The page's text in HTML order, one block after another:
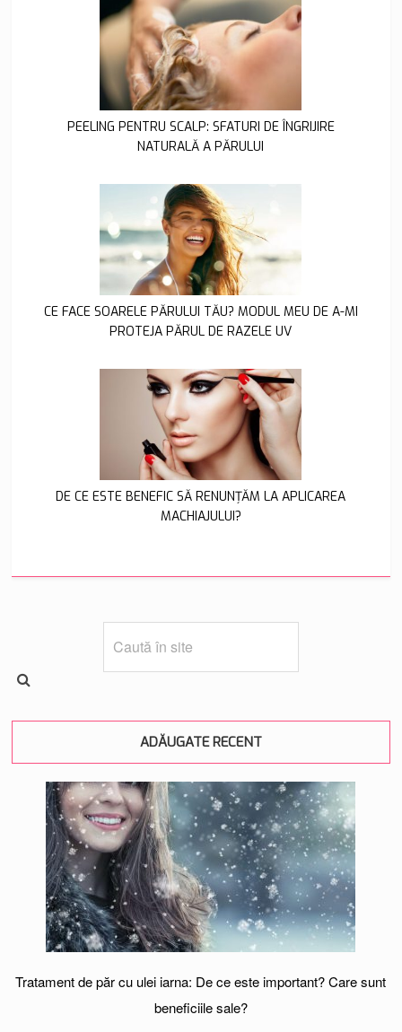
PEELING PENTRU SCALP: SFATURI DE ÎNGRIJIRE
NATURALĂ A PĂRULUI
CE FACE SOARELE PĂRULUI TĂU? MODUL MEU DE A-MI
PROTEJA PĂRUL DE RAZELE UV
DE CE ESTE BENEFIC SĂ RENUNŢĂM LA APLICAREA
MACHIAJULUI?
ADĂUGATE RECENT
Tratament de păr cu ulei iarna: De ce este important? Care sunt
beneficiile sale?